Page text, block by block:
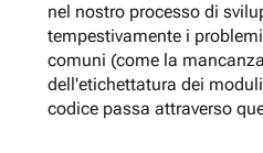
nel nostro processo di
tempestivamente i
comuni (come la
dell'etichettatura dei
codice passa attraverso